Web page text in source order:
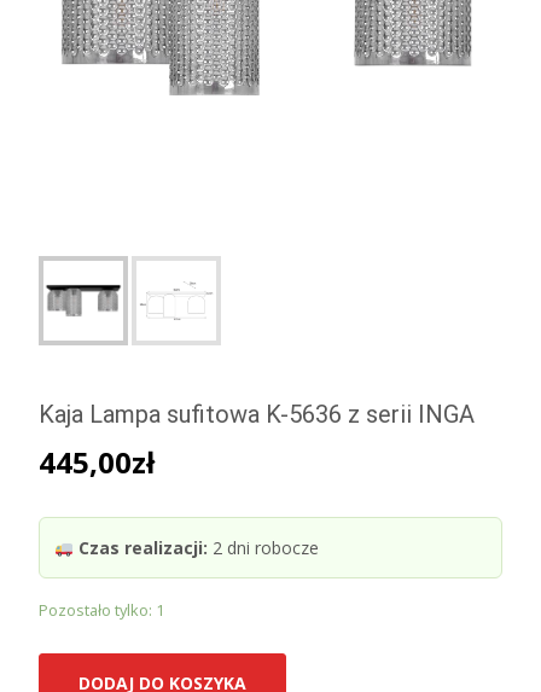
Kaja Lampa sufitowa K-5636 z serii INGA
445,00zł
Czas realizacji: 2 dni robocze
Pozostało tylko: 1
DODAJ DO KOSZYKA